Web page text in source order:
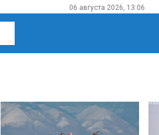
06 августа 2026, 13:06